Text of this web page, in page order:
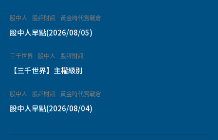
股中人 股評財訊 黃金時代實戰倉
股中人早點(2026/08/05)
三千世界 股中人 股評財訊
【三千世界】主權級別
股中人 股評財訊 黃金時代實戰倉
股中人早點(2026/08/04)